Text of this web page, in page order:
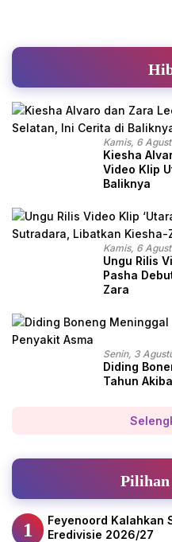
Kamis, 6
Kiesha
Video Klip
Baliknya
Kamis, 6
Ungu Rilis
Pasha
Zara
Senin, 3
Diding
Tahun
Pilihan
1
Feyenoord Kalahkan
Eredivisie 2026/27